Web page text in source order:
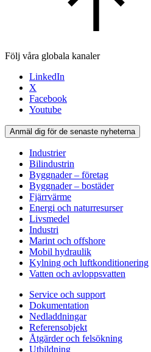
Följ våra globala kanaler
LinkedIn
X
Facebook
Youtube
Anmäl dig för de senaste nyheterna
Industrier
Bilindustrin
Byggnader – företag
Byggnader – bostäder
Fjärrvärme
Energi och naturresurser
Livsmedel
Industri
Marint och offshore
Mobil hydraulik
Kylning och luftkonditionering
Vatten och avloppsvatten
Service och support
Dokumentation
Nedladdningar
Referensobjekt
Åtgärder och felsökning
Utbildning